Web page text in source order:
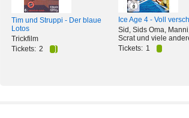
Tim und Struppi - Der blaue
Lotos
Trickfilm
Tickets: 2
Ice Age 4 - Voll
Sid, Sids Oma,
Scrat und viele
Tickets: 1